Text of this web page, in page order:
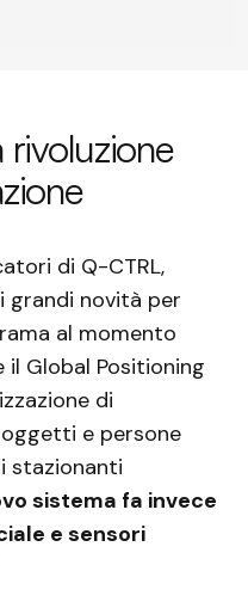
rivoluzione
di Q-CTRL,
novità per
al momento
il Global Positioning
di
e persone
stazionanti
sistema fa invece
e sensori